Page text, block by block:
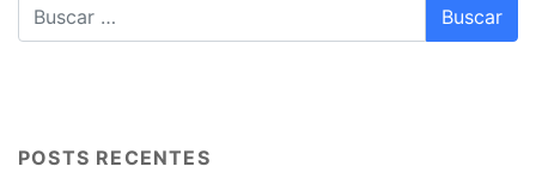
POSTS RECENTES